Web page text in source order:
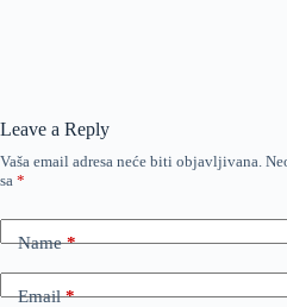
Leave a Reply
Vaša email adresa neće biti objavljivana.
sa *
Name*
Email*